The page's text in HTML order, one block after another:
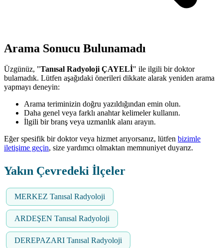
Arama Sonucu Bulunamadı
Üzgünüz, "Tanısal Radyoloji ÇAYELİ" ile ilgili bir doktor
bulamadık. Lütfen aşağıdaki önerileri dikkate alarak yeniden arama
yapmayı deneyin:
Arama teriminizin doğru yazıldığından emin olun.
Daha genel veya farklı anahtar kelimeler kullanın.
İlgili bir branş veya uzmanlık alanı arayın.
Eğer spesifik bir doktor veya hizmet arıyorsanız, lütfen bizimle
iletişime geçin, size yardımcı olmaktan memnuniyet duyarız.
Yakın Çevredeki İlçeler
MERKEZ Tanısal Radyoloji
ARDEŞEN Tanısal Radyoloji
DEREPAZARI Tanısal Radyoloji